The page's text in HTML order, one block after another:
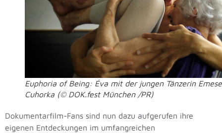
Euphoria of Being: Éva mit der jungen Tänzerin Emese
Cuhorka (© DOK.fest München /PR)
Dokumentarfilm-Fans sind nun dazu aufgerufen ihre
eigenen Entdeckungen im umfangreichen